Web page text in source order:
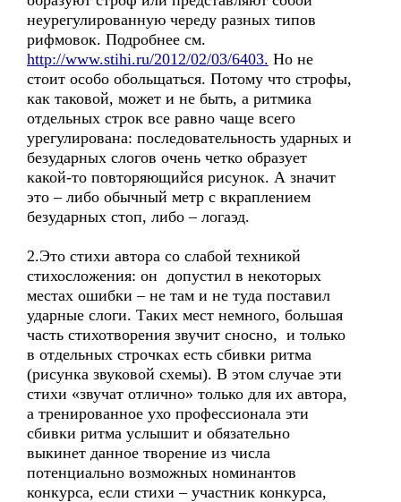
неурегулированную череду разных типов
рифмовок. Подробнее см.
http://www.stihi.ru/2012/02/03/6403. Но не
стоит особо обольщаться. Потому что строфы,
как таковой, может и не быть, а ритмика
отдельных строк все равно чаще всего
урегулирована: последовательность ударных и
безударных слогов очень четко образует
какой-то повторяющийся рисунок. А значит
это – либо обычный метр с вкраплением
безударных стоп, либо – логаэд.
2.Это стихи автора со слабой техникой
стихосложения: он допустил в некоторых
местах ошибки – не там и не туда поставил
ударные слоги. Таких мест немного, большая
часть стихотворения звучит сносно, и только
в отдельных строчках есть сбивки ритма
(рисунка звуковой схемы). В этом случае эти
стихи «звучат отлично» только для их автора,
а тренированное ухо профессионала эти
сбивки ритма услышит и обязательно
выкинет данное творение из числа
потенциально возможных номинантов
конкурса, если стихи – участник конкурса,